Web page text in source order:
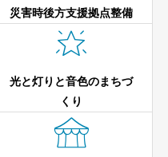
災害時後方支援拠点整備

光と灯りと音色のまちづ
くり
